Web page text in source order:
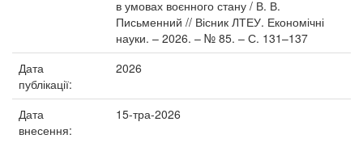
в умовах воєнного стану / В. В.
Письменний // Вісник ЛТЕУ. Економічні
науки. – 2026. – № 85. – С. 131–137
Дата
публікації:
2026
Дата
внесення:
15-тра-2026